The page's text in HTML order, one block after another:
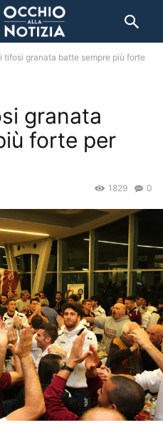
tifosi granata batte sempre più forte
granata
forte per
0
1829